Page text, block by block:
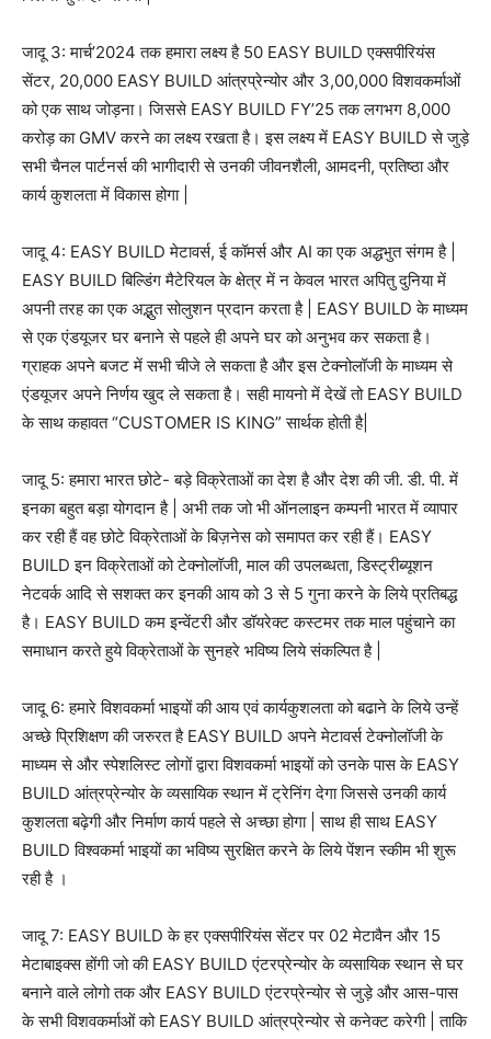
जादू 3: मार्च’2024 तक हमारा लक्ष्य है 50 EASY BUILD एक्सपीरियंस
सेंटर, 20,000 EASY BUILD आंत्रप्रेन्योर और 3,00,000 विशवकर्माओं
को एक साथ जोड़ना। जिससे EASY BUILD FY’25 तक लगभग 8,000
करोड़ का GMV करने का लक्ष्य रखता है। इस लक्ष्य में EASY BUILD से जुड़े
सभी चैनल पार्टनर्स की भागीदारी से उनकी जीवनशैली, आमदनी, प्रतिष्ठा और
कार्य कुशलता में विकास होगा |
जादू 4: EASY BUILD मेटावर्स, ई कॉमर्स और AI का एक अद्धभुत संगम है |
EASY BUILD बिल्डिंग मैटेरियल के क्षेत्र में न केवल भारत अपितु दुनिया में
अपनी तरह का एक अद्भुत सोलुशन प्रदान करता है | EASY BUILD के माध्यम
से एक एंडयूजर घर बनाने से पहले ही अपने घर को अनुभव कर सकता है।
ग्राहक अपने बजट में सभी चीजे ले सकता है और इस टेक्नोलॉजी के माध्यम से
एंडयूजर अपने निर्णय खुद ले सकता है। सही मायनो में देखें तो EASY BUILD
के साथ कहावत “CUSTOMER IS KING” सार्थक होती है|
जादू 5: हमारा भारत छोटे- बड़े विक्रेताओं का देश है और देश की जी. डी. पी. में
इनका बहुत बड़ा योगदान है | अभी तक जो भी ऑनलाइन कम्पनी भारत में व्यापार
कर रही हैं वह छोटे विक्रेताओं के बिज़नेस को समापत कर रही हैं। EASY
BUILD इन विक्रेताओं को टेक्नोलॉजी, माल की उपलब्धता, डिस्ट्रीब्यूशन
नेटवर्क आदि से सशक्त कर इनकी आय को 3 से 5 गुना करने के लिये प्रतिबद्ध
है। EASY BUILD कम इन्वेंटरी और डॉयरेक्ट कस्टमर तक माल पहुंचाने का
समाधान करते हुये विक्रेताओं के सुनहरे भविष्य लिये संकल्पित है |
जादू 6: हमारे विशवकर्मा भाइयों की आय एवं कार्यकुशलता को बढाने के लिये उन्हें
अच्छे प्रिशिक्षण की जरुरत है EASY BUILD अपने मेटावर्स टेक्नोलॉजी के
माध्यम से और स्पेशलिस्ट लोगों द्वारा विशवकर्मा भाइयों को उनके पास के EASY
BUILD आंत्रप्रेन्योर के व्यसायिक स्थान में ट्रेनिंग देगा जिससे उनकी कार्य
कुशलता बढ़ेगी और निर्माण कार्य पहले से अच्छा होगा | साथ ही साथ EASY
BUILD विश्वकर्मा भाइयों का भविष्य सुरक्षित करने के लिये पेंशन स्कीम भी शुरू
रही है ।
जादू 7: EASY BUILD के हर एक्सपीरियंस सेंटर पर 02 मेटावैन और 15
मेटाबाइक्स होंगी जो की EASY BUILD एंटरप्रेन्योर के व्यसायिक स्थान से घर
बनाने वाले लोगो तक और EASY BUILD एंटरप्रेन्योर से जुड़े और आस-पास
के सभी विशवकर्माओं को EASY BUILD आंत्रप्रेन्योर से कनेक्ट करेगी | ताकि